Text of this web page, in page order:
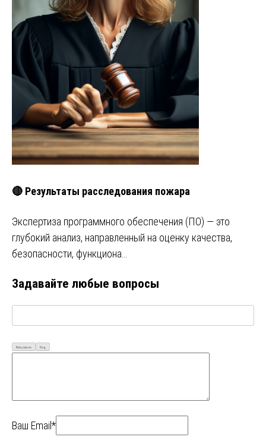
🔴 Результаты расследования пожара
Экспертиза программного обеспечения (ПО) — это
глубокий анализ, направленный на оценку качества,
безопасности, функциона…
Задавайте любые вопросы
Визуально Код
Ваш Email*